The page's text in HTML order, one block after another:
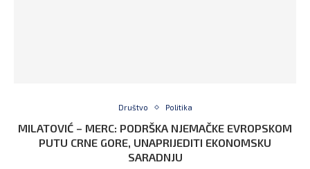
Društvo Politika
MILATOVIĆ – MERC: PODRŠKA NJEMAČKE EVROPSKOM
PUTU CRNE GORE, UNAPRIJEDITI EKONOMSKU
SARADNJU